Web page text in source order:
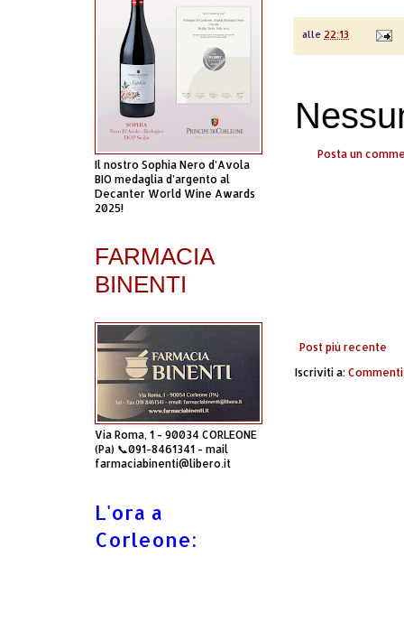
alle 22:13
Posta un
Post più recente
Iscriviti a:
Il nostro Sophia Nero d’Avola
BIO medaglia d’argento al
Decanter World Wine Awards
2025!
FARMACIA
BINENTI
Via Roma, 1 - 90034 CORLEONE
(Pa) 📞091-8461341 - mail
farmaciabinenti@libero.it
L'ora a
Corleone: